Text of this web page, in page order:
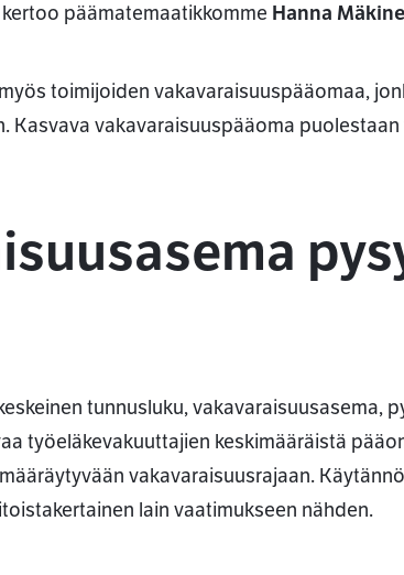
päämatemaatikkomme Hanna
toimijoiden vakavaraisuuspääomaa,
Kasvava vakavaraisuuspääoma
tunnusluku, vakavaraisuusasema,
työeläkevakuuttajien keskimääräistä
vakavaraisuusrajaan.
lain vaatimukseen nähden.